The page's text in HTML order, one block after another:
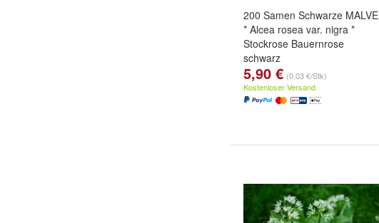
200 Samen Schwarze MALVE
* Alcea rosea var. nigra *
Stockrose Bauernrose
schwarz
5,90 € (0,03 €/Stk)
Kostenloser Versand